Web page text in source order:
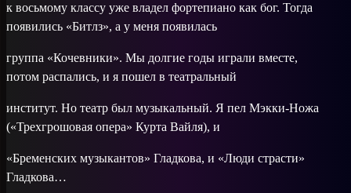
к восьмому классу уже владел фортепиано как бог. Тогда
появились «Битлз», а у меня появилась
группа «Кочевники». Мы долгие годы играли вместе,
потом распались, и я пошел в театральный
институт. Но театр был музыкальный. Я пел Мэкки-Ножа
(«Трехгрошовая опера» Курта Вайля), и
«Бременских музыкантов» Гладкова, и «Люди страсти»
Гладкова…